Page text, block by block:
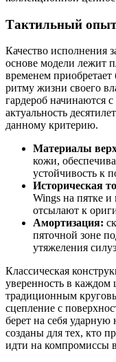
Тактильный опыт
Качество исполнения
основе модели лежит
временем
ритму жизни своего
гардероб начинаются
актуальность
данному критерию.
Материалы
кожи,
устойчивость к
Историческая
Wings на пятке
отсылают к
Амортизация:
пяточной зоне
утяжеления
Классическая
уверенность в каждом
традиционным
сцепление с
берет на себя
созданы для тех, кто
идти на компромиссы